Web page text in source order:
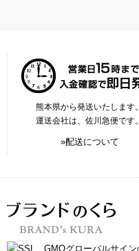
熊本県から発送いたします。
運送会社は、佐川急便です。
»配送について